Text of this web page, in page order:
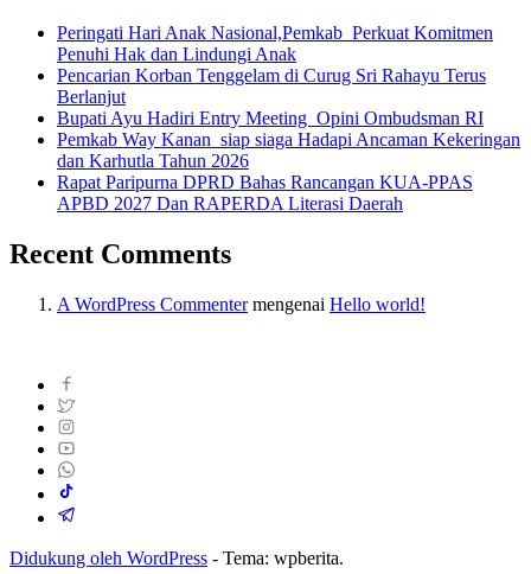
Peringati Hari Anak Nasional,Pemkab Perkuat Komitmen
Penuhi Hak dan Lindungi Anak
Pencarian Korban Tenggelam di Curug Sri Rahayu Terus
Berlanjut
Bupati Ayu Hadiri Entry Meeting Opini Ombudsman RI
Pemkab Way Kanan siap siaga Hadapi Ancaman Kekeringan
dan Karhutla Tahun 2026
Rapat Paripurna DPRD Bahas Rancangan KUA-PPAS
APBD 2027 Dan RAPERDA Literasi Daerah
Recent Comments
A WordPress Commentermengenai Hello world!
Didukung oleh WordPress - Tema: wpberita.